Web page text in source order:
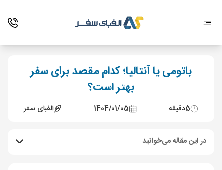
باتومی یا آنتالیا؛ کدام مقصد برای سفر
بهتر است؟
5دقیقه 1404/01/05 الفبای سفر
در این مقاله می‌خوانید